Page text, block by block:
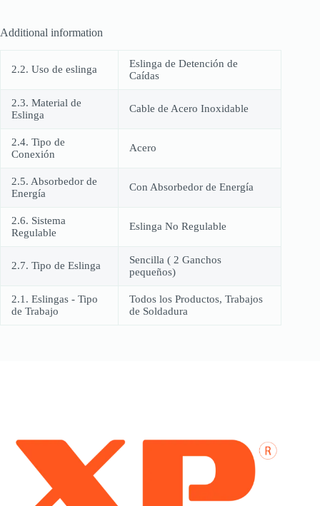
Additional information
2.2. Uso de eslinga
Eslinga de Detención de
Caídas
2.3. Material de
Eslinga
Cable de Acero Inoxidable
2.4. Tipo de
Conexión
Acero
2.5. Absorbedor de
Energía
Con Absorbedor de Energía
2.6. Sistema
Regulable
Eslinga No Regulable
2.7. Tipo de Eslinga
Sencilla ( 2 Ganchos
pequeños)
2.1. Eslingas - Tipo
de Trabajo
Todos los Productos, Trabajos
de Soldadura